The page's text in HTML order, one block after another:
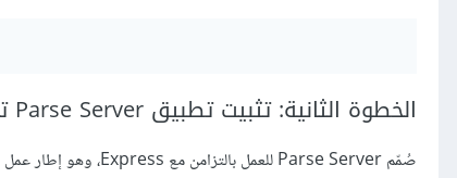
الخطوة الثانية: تثبيت تطبيق Parse Server تجريبي